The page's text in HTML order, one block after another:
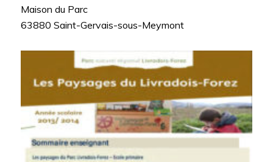
Maison du Parc
63880 Saint-Gervais-sous-Meymont